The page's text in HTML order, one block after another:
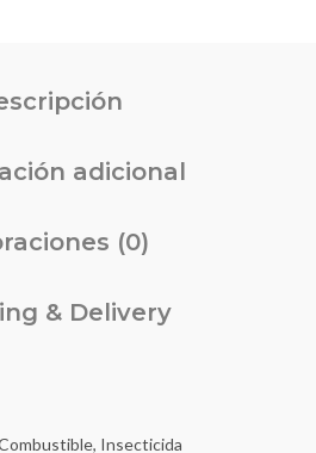
adicional
(0)
& Delivery
Insecticida